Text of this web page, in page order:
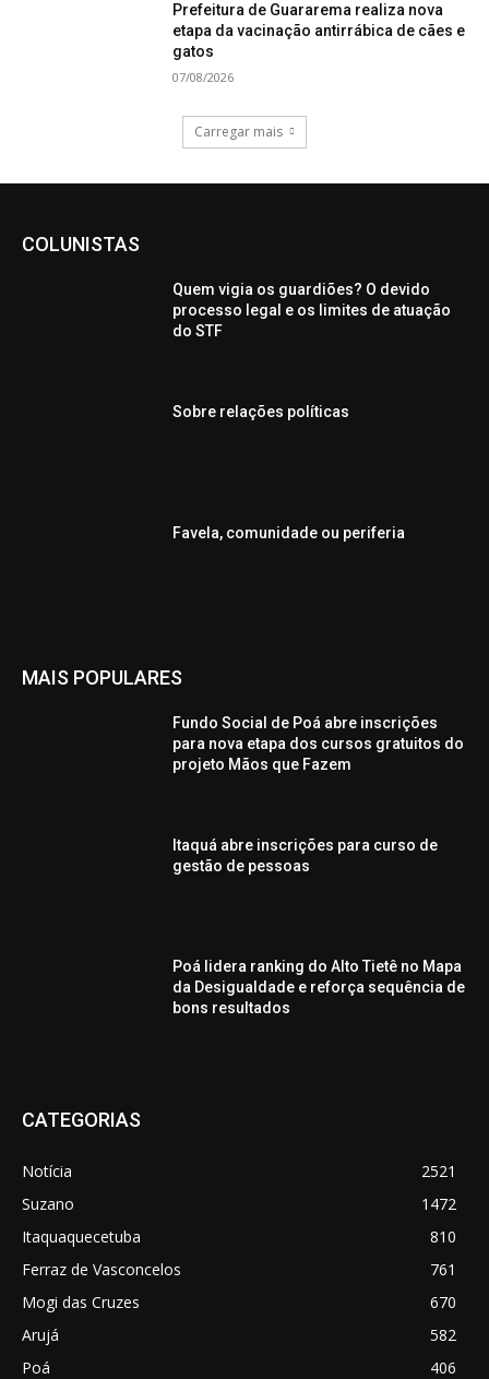
Prefeitura de Guararema realiza nova
etapa da vacinação antirrábica de cães e
gatos
07/08/2026
Carregar mais
COLUNISTAS
Quem vigia os guardiões? O devido
processo legal e os limites de atuação
do STF
Sobre relações políticas
Favela, comunidade ou periferia
MAIS POPULARES
Fundo Social de Poá abre inscrições
para nova etapa dos cursos gratuitos do
projeto Mãos que Fazem
Itaquá abre inscrições para curso de
gestão de pessoas
Poá lidera ranking do Alto Tietê no Mapa
da Desigualdade e reforça sequência de
bons resultados
CATEGORIAS
Notícia
2521
Suzano
1472
Itaquaquecetuba
810
Ferraz de Vasconcelos
761
Mogi das Cruzes
670
Arujá
582
Poá
406